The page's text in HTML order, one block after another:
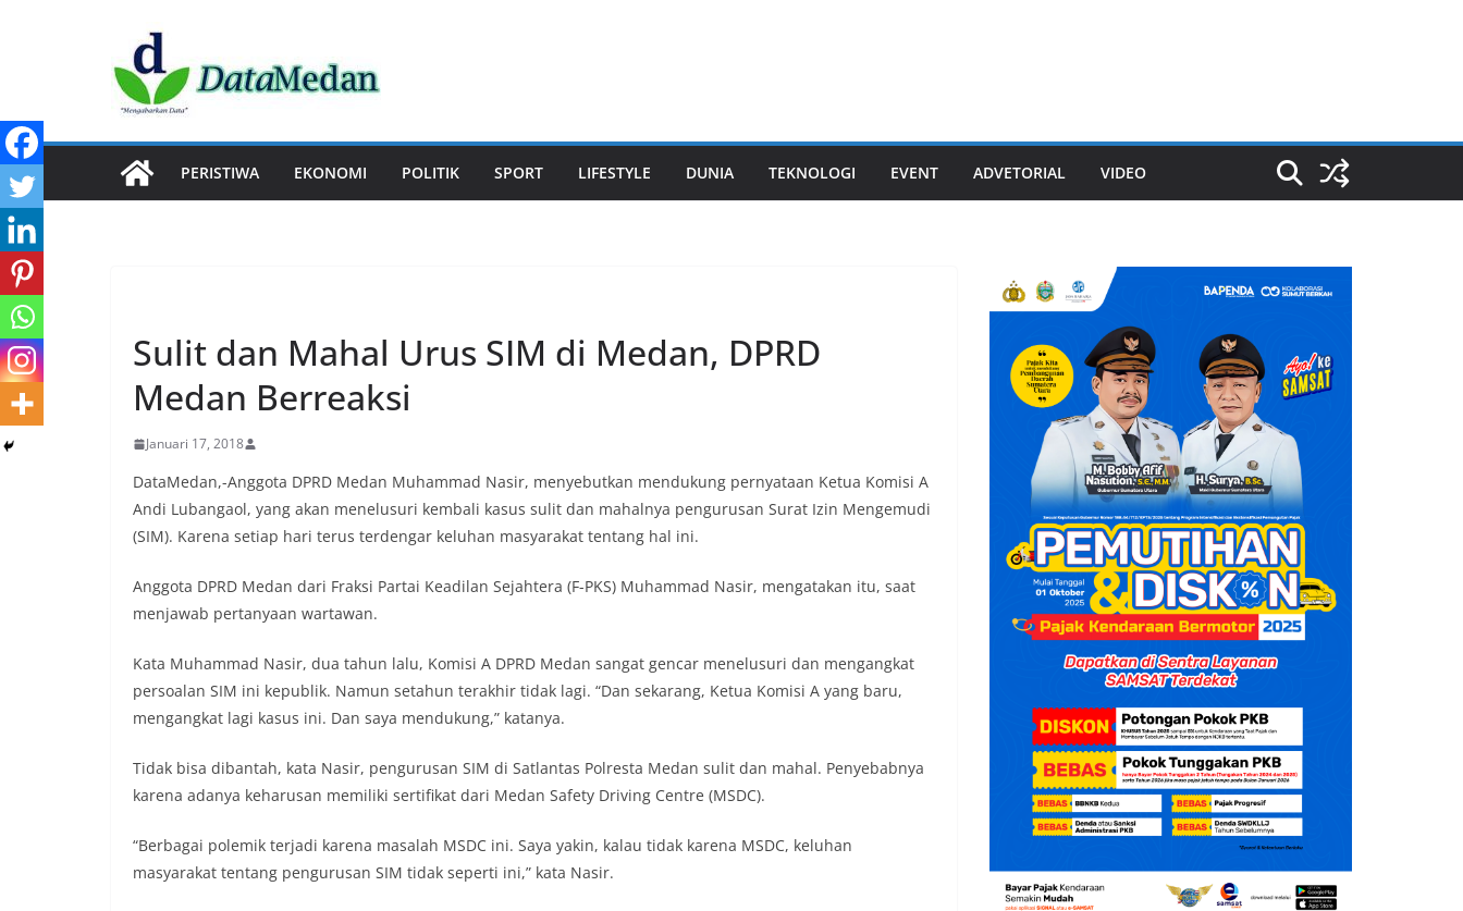
PERISTIWA EKONOMI POLITIK SPORT LIFESTYLE DUNIA TEKNOLOGI EVENT ADVETORIAL VIDEO
Sulit dan Mahal Urus SIM di Medan, DPRD
Medan Berreaksi
Januari 17, 2018
DataMedan,-Anggota DPRD Medan Muhammad Nasir, menyebutkan mendukung pernyataan Ketua Komisi A
Andi Lubangaol, yang akan menelusuri kembali kasus sulit dan mahalnya pengurusan Surat Izin Mengemudi
(SIM). Karena setiap hari terus terdengar keluhan masyarakat tentang hal ini.
Anggota DPRD Medan dari Fraksi Partai Keadilan Sejahtera (F-PKS) Muhammad Nasir, mengatakan itu, saat
menjawab pertanyaan wartawan.
Kata Muhammad Nasir, dua tahun lalu, Komisi A DPRD Medan sangat gencar menelusuri dan mengangkat
persoalan SIM ini kepublik. Namun setahun terakhir tidak lagi. “Dan sekarang, Ketua Komisi A yang baru,
mengangkat lagi kasus ini. Dan saya mendukung,” katanya.
Tidak bisa dibantah, kata Nasir, pengurusan SIM di Satlantas Polresta Medan sulit dan mahal. Penyebabnya
karena adanya keharusan memiliki sertifikat dari Medan Safety Driving Centre (MSDC).
“Berbagai polemik terjadi karena masalah MSDC ini. Saya yakin, kalau tidak karena MSDC, keluhan
masyarakat tentang pengurusan SIM tidak seperti ini,” kata Nasir.